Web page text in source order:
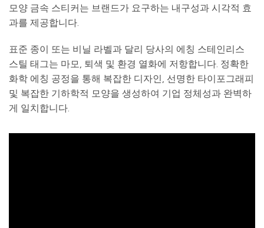
모양 금속 스티커는 브랜드가 요구하는 내구성과 시각적 효
과를 제공합니다.
표준 종이 또는 비닐 라벨과 달리 당사의 에칭 스테인리스
스틸 태그는 마모, 퇴색 및 환경 열화에 저항합니다. 정확한
화학 에칭 공정을 통해 복잡한 디자인, 선명한 타이포그래피
및 복잡한 기하학적 모양을 생성하여 기업 정체성과 완벽하
게 일치합니다.